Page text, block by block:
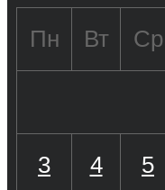
Пн Вт Ср
3 4 5